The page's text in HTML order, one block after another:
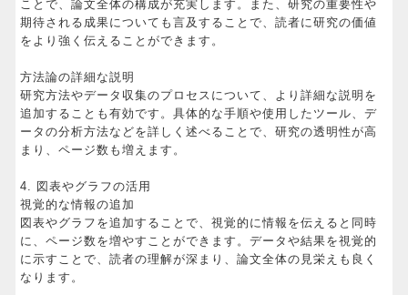
ことで、論文全体の構成が充実します。また、研究の重要性や
期待される成果についても言及することで、読者に研究の価値
をより強く伝えることができます。
方法論の詳細な説明
研究方法やデータ収集のプロセスについて、より詳細な説明を
追加することも有効です。具体的な手順や使用したツール、デ
ータの分析方法などを詳しく述べることで、研究の透明性が高
まり、ページ数も増えます。
4. 図表やグラフの活用
視覚的な情報の追加
図表やグラフを追加することで、視覚的に情報を伝えると同時
に、ページ数を増やすことができます。データや結果を視覚的
に示すことで、読者の理解が深まり、論文全体の見栄えも良く
なります。